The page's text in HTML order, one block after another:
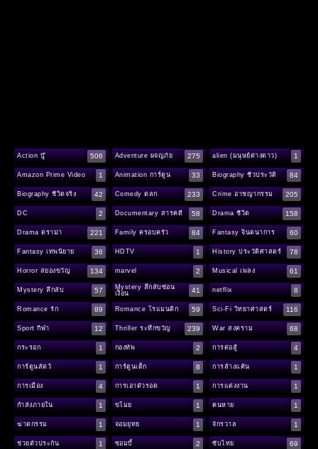
Action บู๊ 506 Adventure ผจญภัย 275 alien (มนุษย์ต่างดาว) 1
Amazon Prime Video 1 Animation การ์ตูน 33 Biography ชีวประวัติ 84
Biography ชีวิตจริง 42 Comedy ตลก 233 Crime อาชญากรรม 205
DC 2 Documentary สารคดี 58 Drama ชีวิต 158
Drama ดราม่า 221 Family ครอบครัว 84 Fantasy จินตนาการ 60
Fantasy เทพนิยาย 36 HDTV 1 History ประวัติศาสตร์ 78
Horror สยองขวัญ 134 marvel 2 Musical เพลง 61
Mystery ลึกลับ 57
Mystery ลึกลับซ่อน
เงื่อน
41 netflix 8
Romance รัก 89 Romance โรแมนติก 59 Sci-Fi วิทยาศาสตร์ 116
Sport กีฬา 12 Thriller ระทึกขวัญ 239 War สงคราม 68
กระรอก 1 กองทัพ 2 การต่อสู้ 4
การ์ตูนสัตว์ 1 การ์ตูนเด็ก 8 การล้างแค้น 1
การเมือง 4 การเอาตัวรอด 1 การแต่งงาน 1
กำลังภายใน 1 ขโมย 1 คนหาย 1
ฆ่าตกรรม 1 จอมยุทธ 1 จักรวาล 1
ช่วยตัวประกัน 1 ซอมบี้ 2 ซับไทย 69